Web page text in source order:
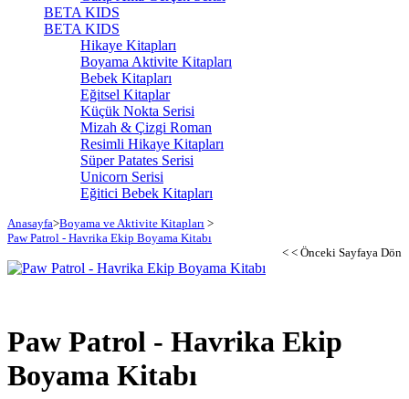
BETA KIDS
BETA KIDS
Hikaye Kitapları
Boyama Aktivite Kitapları
Bebek Kitapları
Eğitsel Kitaplar
Küçük Nokta Serisi
Mizah & Çizgi Roman
Resimli Hikaye Kitapları
Süper Patates Serisi
Unicorn Serisi
Eğitici Bebek Kitapları
Anasayfa>Boyama ve Aktivite Kitapları >
Paw Patrol - Havrika Ekip Boyama Kitabı
< < Önceki Sayfaya Dön
Paw Patrol - Havrika Ekip
Boyama Kitabı